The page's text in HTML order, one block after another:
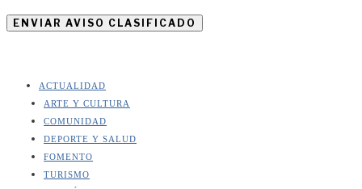
ENVIAR AVISO CLASIFICADO
ACTUALIDAD
ARTE Y CULTURA
COMUNIDAD
DEPORTE Y SALUD
FOMENTO
TURISMO